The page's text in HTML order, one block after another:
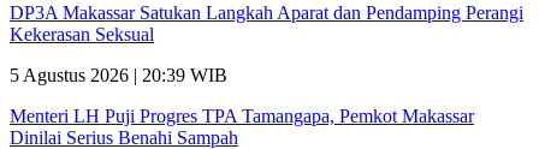
DP3A Makassar Satukan Langkah Aparat dan Pendamping Perangi
Kekerasan Seksual
5 Agustus 2026 | 20:39 WIB
Menteri LH Puji Progres TPA Tamangapa, Pemkot Makassar
Dinilai Serius Benahi Sampah